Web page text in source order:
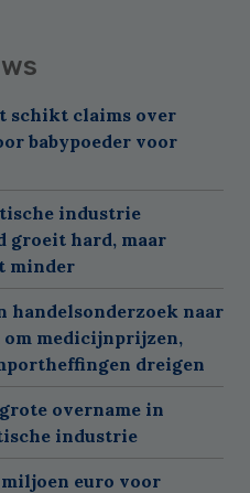
schikt claims over
babypoeder voor
industrie
groeit hard, maar
minder
handelsonderzoek naar
om medicijnprijzen,
dreigen
overname in
industrie
miljoen euro voor